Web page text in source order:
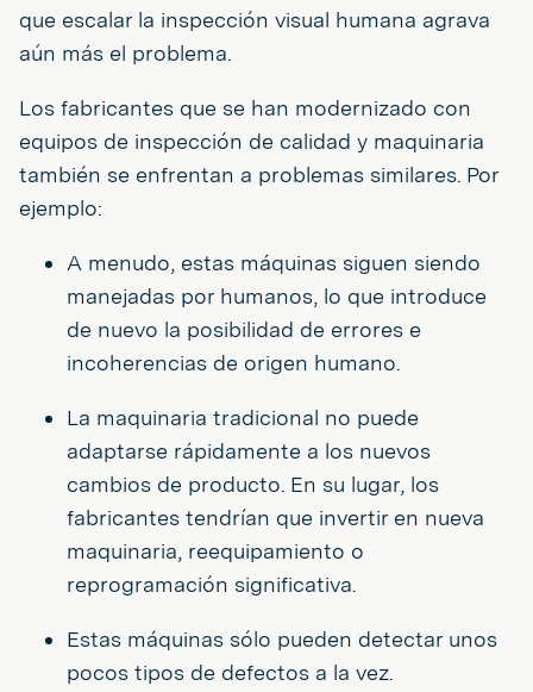
que escalar la inspección visual humana agrava
aún más el problema.
Los fabricantes que se han modernizado con
equipos de inspección de calidad y maquinaria
también se enfrentan a problemas similares. Por
ejemplo:
A menudo, estas máquinas siguen siendo
manejadas por humanos, lo que introduce
de nuevo la posibilidad de errores e
incoherencias de origen humano.
La maquinaria tradicional no puede
adaptarse rápidamente a los nuevos
cambios de producto. En su lugar, los
fabricantes tendrían que invertir en nueva
maquinaria, reequipamiento o
reprogramación significativa.
Estas máquinas sólo pueden detectar unos
pocos tipos de defectos a la vez.